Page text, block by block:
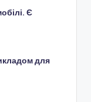
Є
для